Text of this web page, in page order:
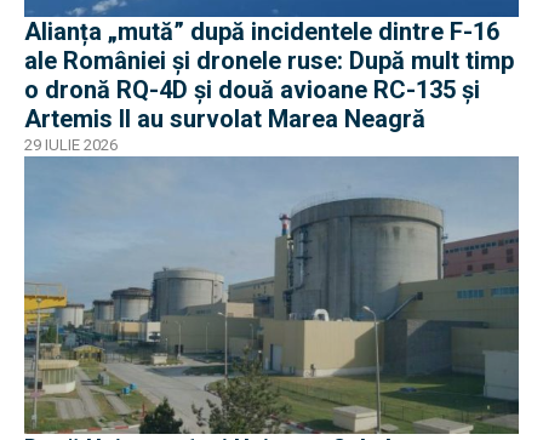
Alianța „mută” după incidentele dintre F-16
ale României și dronele ruse: După mult timp
o dronă RQ-4D și două avioane RC-135 și
Artemis II au survolat Marea Neagră
29 IULIE 2026